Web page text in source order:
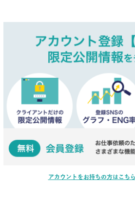
アカウントをお持ちの方はこち